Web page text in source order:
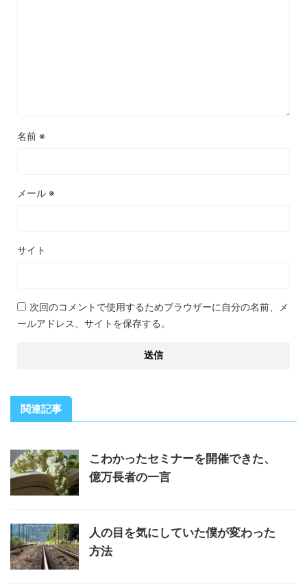
名前 ※
メール ※
サイト
次回のコメントで使用するためブラウザーに自分の名前、メ
ールアドレス、サイトを保存する。
関連記事
こわかったセミナーを開催できた、
億万長者の一言
人の目を気にしていた僕が変わった
方法